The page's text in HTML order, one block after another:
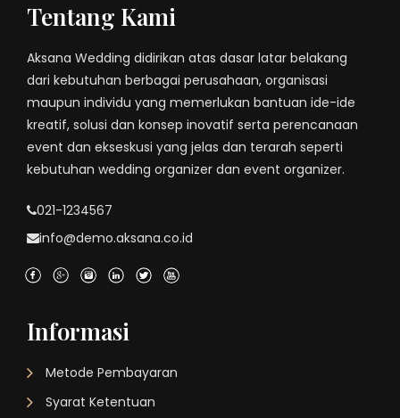
Tentang Kami
Aksana Wedding didirikan atas dasar latar belakang
dari kebutuhan berbagai perusahaan, organisasi
maupun individu yang memerlukan bantuan ide-ide
kreatif, solusi dan konsep inovatif serta perencanaan
event dan ekseskusi yang jelas dan terarah seperti
kebutuhan wedding organizer dan event organizer.
021-1234567
info@demo.aksana.co.id
Informasi
Metode Pembayaran
Syarat Ketentuan